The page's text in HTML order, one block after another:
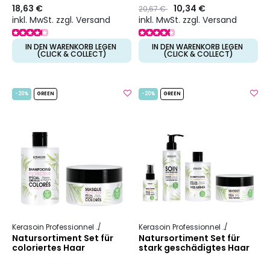
18,63 €
inkl. MwSt. zzgl. Versand
IN DEN WARENKORB LEGEN
(CLICK & COLLECT)
Preis
20,67 €to10,34 €
inkl. MwSt. zzgl. Versand
IN DEN WARENKORB LEGEN
(CLICK & COLLECT)
-20% GREEN
Kerasoin Professionnel Farbschutz
Natursortiment Set für
coloriertes Haar
-20% GREEN
Kerasoin Professionnel
Natursortiment Set für
stark geschädigtes Haar